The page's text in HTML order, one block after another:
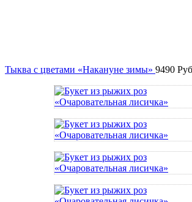
Тыква с цветами «Накануне зимы» 9490